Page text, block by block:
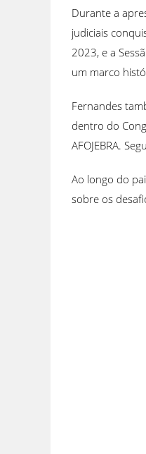
Durante a
judiciais
2023, e a
um marco
Fernandes
dentro do
AFOJEBRA.
Ao longo do
sobre os